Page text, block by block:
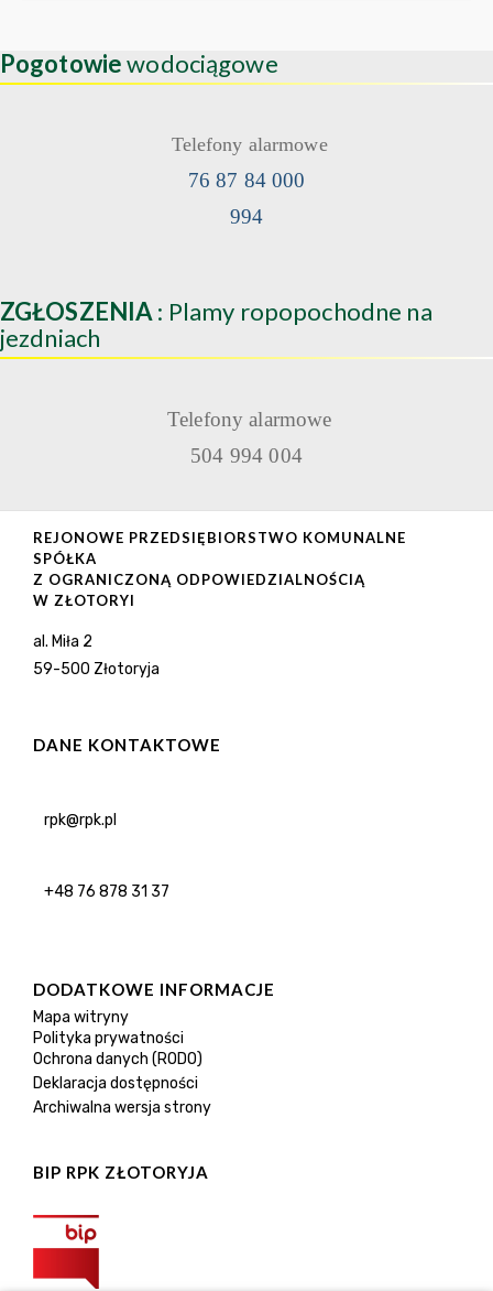
Pogotowiewodociągowe
Telefony alarmowe
76 87 84 000
994
ZGŁOSZENIA : Plamy ropopochodne na
jezdniach
Telefony alarmowe
504 994 004
REJONOWE PRZEDSIĘBIORSTWO KOMUNALNE
SPÓŁKA
Z OGRANICZONĄ ODPOWIEDZIALNOŚCIĄ
W ZŁOTORYI
al. Miła 2
59-500 Złotoryja
DANE KONTAKTOWE
rpk@rpk.pl
+48 76 878 31 37
DODATKOWE INFORMACJE
Mapa witryny
Polityka prywatności
Ochrona danych (RODO)
Deklaracja dostępności
Archiwalna wersja strony
BIP RPK ZŁOTORYJA